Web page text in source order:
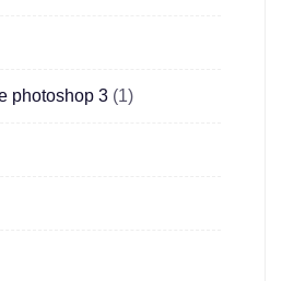
photoshop 3 (1)